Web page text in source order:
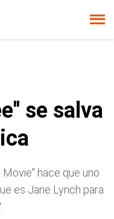
se salva
Movie" hace que uno
es Jane Lynch para